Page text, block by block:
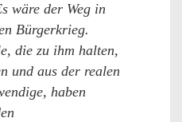
wäre der Weg in
Bürgerkrieg.
die zu ihm halten,
und aus der realen
haben